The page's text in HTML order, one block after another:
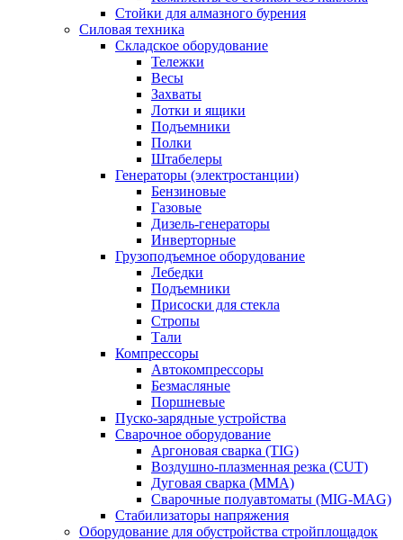
Стойки для алмазного бурения
Силовая техника
Складское оборудование
Тележки
Весы
Захваты
Лотки и ящики
Подъемники
Полки
Штабелеры
Генераторы (электростанции)
Бензиновые
Газовые
Дизель-генераторы
Инверторные
Грузоподъемное оборудование
Лебедки
Подъемники
Присоски для стекла
Стропы
Тали
Компрессоры
Автокомпрессоры
Безмасляные
Поршневые
Пуско-зарядные устройства
Сварочное оборудование
Аргоновая сварка (TIG)
Воздушно-плазменная резка (CUT)
Дуговая сварка (ММА)
Сварочные полуавтоматы (MIG-MAG)
Стабилизаторы напряжения
Оборудование для обустройства стройплощадок